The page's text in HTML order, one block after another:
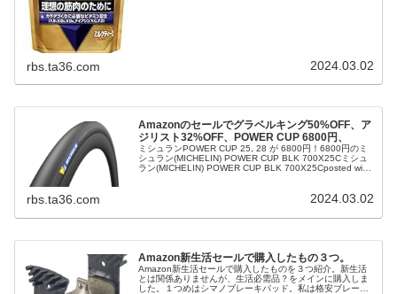
rbs.ta36.com 2024.03.02
Amazonのセールでグラベルキング50%OFF、ア
ジリスト32%OFF、POWER CUP 6800円、
ミシュランPOWER CUP 25, 28 が 6800円！6800円のミ
シュラン(MICHELIN) POWER CUP BLK 700X25Cミシュ
ラン(MICHELIN) POWER CUP BLK 700X25Cposted with
rbs.ta36.com 2024.03.02
Amazon新生活セールで購入したもの３つ。
Amazon新生活セールで購入したものを３つ紹介。新生活
とは関係ありませんが、生活必需品？をメインに購入しま
した。１つめはシマノブレーキパッド。私は格安ブレーキ